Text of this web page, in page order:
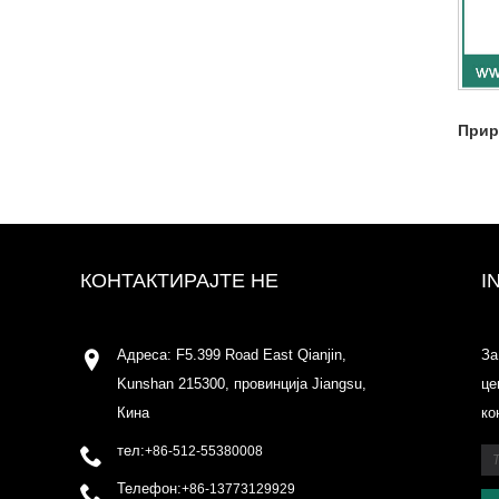
КОНТАКТИРАЈТЕ НЕ
Адреса: F5.399 Road East Qianjin,
Kunshan 215300, провинција Jiangsu,
Кина
тел:+86-512-55380008
Телефон:+86-13773129929